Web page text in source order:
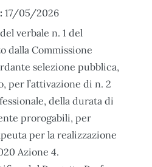
17/05/2026
verbale n. 1 del
Commissione
selezione pubblica,
per l’attivazione di n. 2
della durata di
prorogabili, per
per la realizzazione
Azione 4.